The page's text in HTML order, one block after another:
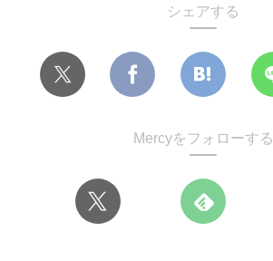
シェアする
Mercyをフォローする